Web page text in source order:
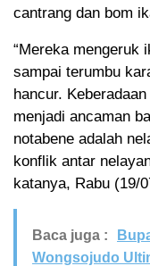
cantrang dan bom
“Mereka mengeruk
sampai terumbu
hancur.
menjadi ancaman
notabene adalah
konflik antar
katanya, Rabu (19/
Baca juga :
Wongsojudo